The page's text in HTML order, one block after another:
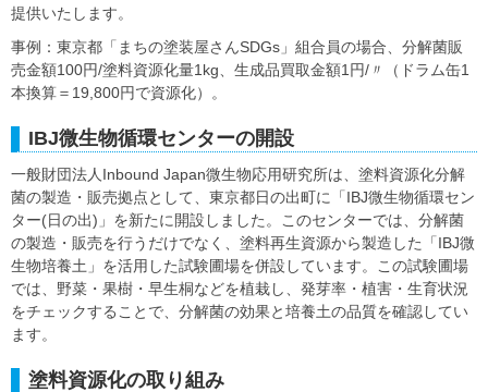
提供いたします。
事例：東京都「まちの塗装屋さんSDGs」組合員の場合、分解菌販
売金額100円/塗料資源化量1kg、生成品買取金額1円/〃（ドラム缶1
本換算＝19,800円で資源化）。
IBJ微生物循環センターの開設
一般財団法人Inbound Japan微生物応用研究所は、塗料資源化分解
菌の製造・販売拠点として、東京都日の出町に「IBJ微生物循環セン
ター(日の出)」を新たに開設しました。このセンターでは、分解菌
の製造・販売を行うだけでなく、塗料再生資源から製造した「IBJ微
生物培養土」を活用した試験圃場を併設しています。この試験圃場
では、野菜・果樹・早生桐などを植栽し、発芽率・植害・生育状況
をチェックすることで、分解菌の効果と培養土の品質を確認してい
ます。
塗料資源化の取り組み